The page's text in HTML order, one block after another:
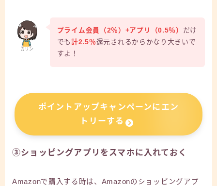
カリン
プライム会員（2％）+アプリ（0.5％） だけ
でも計2.5％還元されるからかなり大きいで
すよ！
ポイントアップキャンペーンにエン
トリーする
③ショッピングアプリをスマホに入れておく
Amazonで購入する時は、Amazonのショッピングアプ